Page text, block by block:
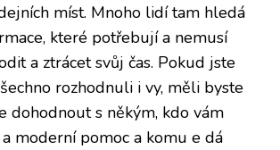
míst. Mnoho lidí tam hledá
které potřebují a nemusí
a ztrácet svůj čas. Pokud jste
rozhodnuli i vy, měli byste
dohodnout s někým, kdo vám
moderní pomoc a komu e dá